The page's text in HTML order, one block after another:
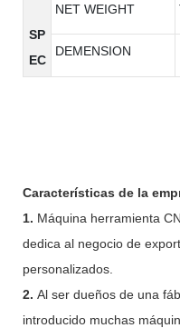
SP
EC
NET WEIGHT
DEMENSION
Características de la
1. Máquina herramienta
dedica al negocio de
personalizados.
2. Al ser dueños de una
introducido muchas